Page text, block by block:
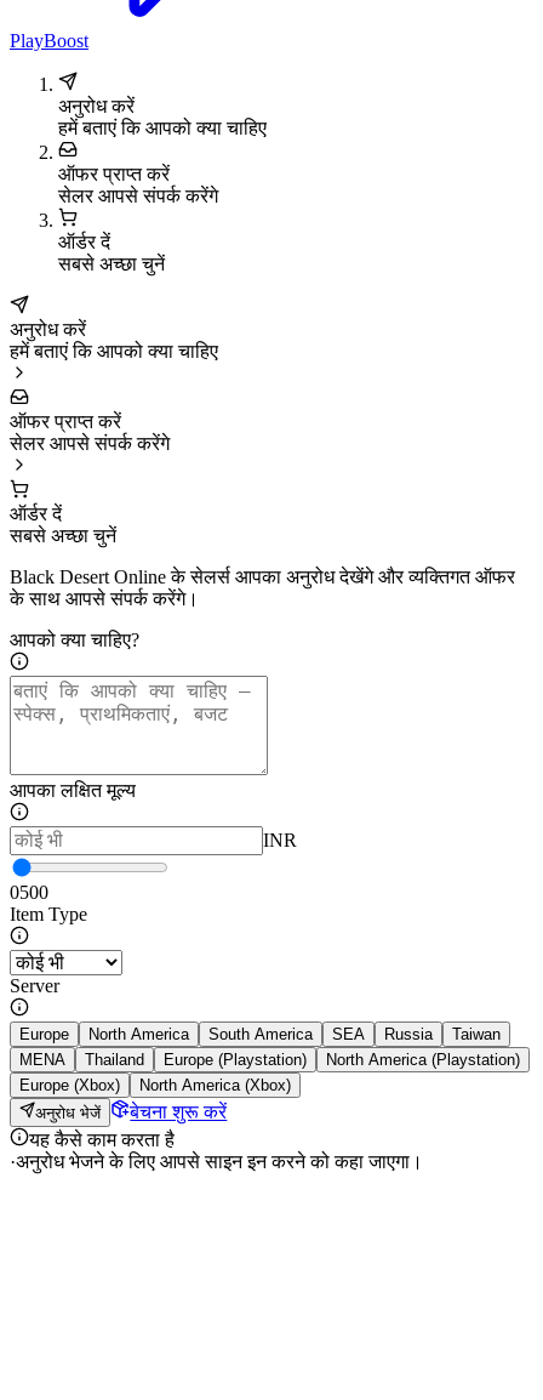
PlayBoost
अनुरोध करें
हमें बताएं कि आपको क्या चाहिए
ऑफर प्राप्त करें
सेलर आपसे संपर्क करेंगे
ऑर्डर दें
सबसे अच्छा चुनें
अनुरोध करें
हमें बताएं कि आपको क्या चाहिए
ऑफर प्राप्त करें
सेलर आपसे संपर्क करेंगे
ऑर्डर दें
सबसे अच्छा चुनें
Black Desert Online के सेलर्स आपका अनुरोध देखेंगे और व्यक्तिगत ऑफर
के साथ आपसे संपर्क करेंगे।
आपको क्या चाहिए?
आपका लक्षित मूल्य
INR
0500
Item Type
Server
Europe North America South America SEA Russia
Taiwan
MENA
Thailand Europe (Playstation)
North America (Playstation)
Europe (Xbox)
North America (Xbox)
अनुरोध भेजें
बेचना शुरू करें
यह कैसे काम करता है
·अनुरोध भेजने के लिए आपसे साइन इन करने को कहा जाएगा।